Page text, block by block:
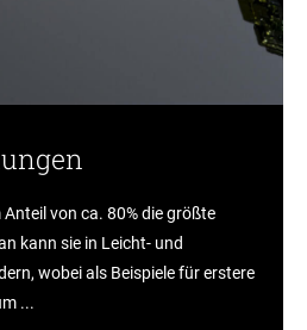
von ca. 80% die größte
kann sie in Leicht- und
wobei als Beispiele für erstere
...